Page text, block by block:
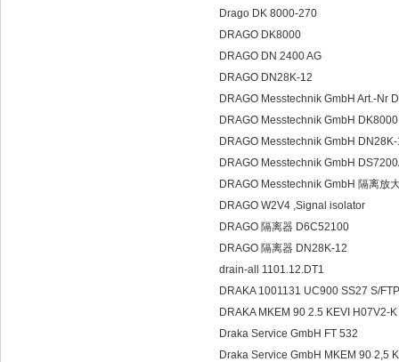
Drago DK 8000-270
DRAGO DK8000
DRAGO DN 2400 AG
DRAGO DN28K-12
DRAGO Messtechnik GmbH Art.-Nr
DRAGO Messtechnik GmbH
DRAGO Messtechnik GmbH
DRAGO Messtechnik GmbH
DRAGO Messtechnik GmbH 隔离放
DRAGO W2V4 ,Signal isolator
DRAGO 隔离器 D6C52100
DRAGO 隔离器 DN28K-12
drain-all 1101.12.DT1
DRAKA 1001131 UC900 SS27 S/
DRAKA MKEM 90 2.5 KEVI
Draka Service GmbH FT 532
Draka Service GmbH MKEM 90 2,5